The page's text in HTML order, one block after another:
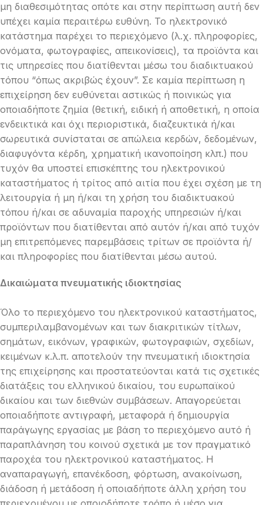
μη διαθεσιμότητας οπότε και στην περίπτωση αυτή δεν
υπέχει καμία περαιτέρω ευθύνη. Το ηλεκτρονικό
κατάστημα παρέχει το περιεχόμενο (λ.χ. πληροφορίες,
ονόματα, φωτογραφίες, απεικονίσεις), τα προϊόντα και
τις υπηρεσίες που διατίθενται μέσω του διαδικτυακού
τόπου “όπως ακριβώς έχουν”. Σε καμία περίπτωση η
επιχείρηση δεν ευθύνεται αστικώς ή ποινικώς για
οποιαδήποτε ζημία (θετική, ειδική ή αποθετική, η οποία
ενδεικτικά και όχι περιοριστικά, διαζευκτικά ή/και
σωρευτικά συνίσταται σε απώλεια κερδών, δεδομένων,
διαφυγόντα κέρδη, χρηματική ικανοποίηση κλπ.) που
τυχόν θα υποστεί επισκέπτης του ηλεκτρονικού
καταστήματος ή τρίτος από αιτία που έχει σχέση με τη
λειτουργία ή μη ή/και τη χρήση του διαδικτυακού
τόπου ή/και σε αδυναμία παροχής υπηρεσιών ή/και
προϊόντων που διατίθενται από αυτόν ή/και από τυχόν
μη επιτρεπόμενες παρεμβάσεις τρίτων σε προϊόντα ή/
και πληροφορίες που διατίθενται μέσω αυτού.
Δικαιώματα πνευματικής ιδιοκτησίας
Όλο το περιεχόμενο του ηλεκτρονικού καταστήματος,
συμπεριλαμβανομένων και των διακριτικών τίτλων,
σημάτων, εικόνων, γραφικών, φωτογραφιών, σχεδίων,
κειμένων κ.λ.π. αποτελούν την πνευματική ιδιοκτησία
της επιχείρησης και προστατεύονται κατά τις σχετικές
διατάξεις του ελληνικού δικαίου, του ευρωπαϊκού
δικαίου και των διεθνών συμβάσεων. Απαγορεύεται
οποιαδήποτε αντιγραφή, μεταφορά ή δημιουργία
παράγωγης εργασίας με βάση το περιεχόμενο αυτό ή
παραπλάνηση του κοινού σχετικά με τον πραγματικό
παροχέα του ηλεκτρονικού καταστήματος. Η
αναπαραγωγή, επανέκδοση, φόρτωση, ανακοίνωση,
διάδοση ή μετάδοση ή οποιαδήποτε άλλη χρήση του